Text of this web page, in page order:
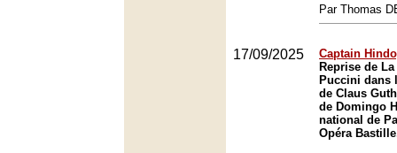
Par Thomas
17/09/2025
Captain
Reprise de
Puccini dans
de Claus
de Domingo
national de
Opéra